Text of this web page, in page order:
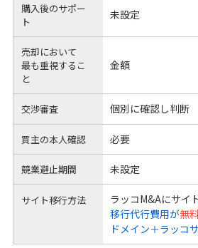
購入後のサポー
ト
未設定
売却において
最も重視するこ
と
金額
交渉審査 個別に確認し判断
買主の本人確認 必要
競業避止期間 未設定
サイト移行方法
ラッコM&Aにサイ
移行代行費用が無
ドメイン＋ラッコ